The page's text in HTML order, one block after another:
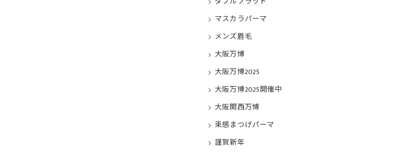
マスカラパーマ
メンズ眉毛
大阪万博
大阪万博2025
大阪万博2025開催中
大阪関西万博
束感まつげパーマ
謹賀新年